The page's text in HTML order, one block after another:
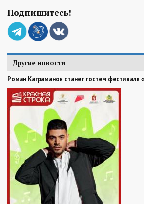
Подпишитесь!
Другие новости
Роман Каграманов станет гостем фестиваля